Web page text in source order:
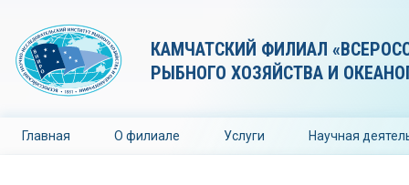
КАМЧАТСКИЙ ФИЛИАЛ
РЫБНОГО ХОЗЯЙСТВА И
Главная О филиале Услуги Научная